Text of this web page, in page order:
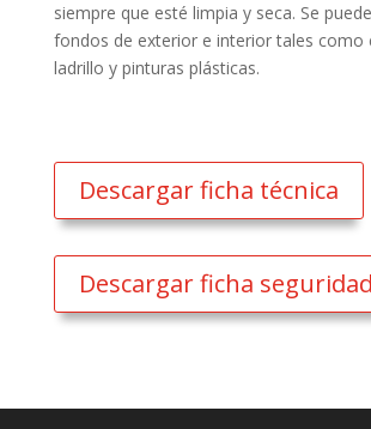
siempre que esté limpia y seca. Se
fondos de exterior e interior tales como
ladrillo y pinturas plásticas.
Descargar ficha técnica
Descargar ficha seguridad